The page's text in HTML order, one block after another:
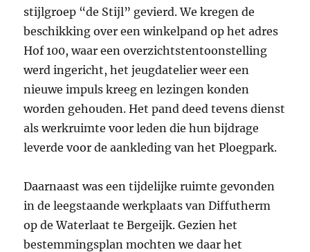
stijlgroep “de Stijl” gevierd. We kregen de
beschikking over een winkelpand op het adres
Hof 100, waar een overzichtstentoonstelling
werd ingericht, het jeugdatelier weer een
nieuwe impuls kreeg en lezingen konden
worden gehouden. Het pand deed tevens dienst
als werkruimte voor leden die hun bijdrage
leverde voor de aankleding van het Ploegpark.
Daarnaast was een tijdelijke ruimte gevonden
in de leegstaande werkplaats van Diffutherm
op de Waterlaat te Bergeijk. Gezien het
bestemmingsplan mochten we daar het